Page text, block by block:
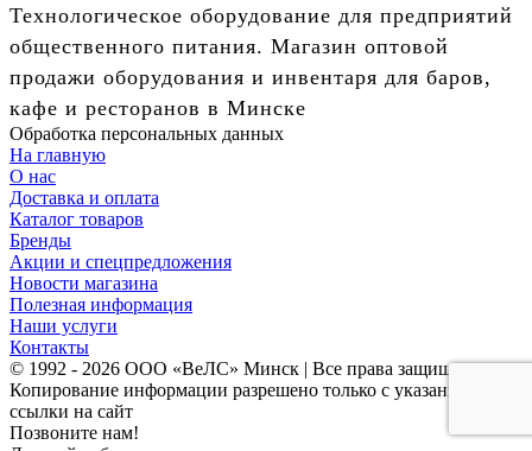
Технологическое оборудование для предприятий
общественного питания. Магазин оптовой
продажи оборудования и инвентаря для баров,
кафе и ресторанов в Минске
Обработка персональных данных
На главную
О нас
Доставка и оплата
Каталог товаров
Бренды
Акции и спецпредложения
Новости магазина
Полезная информация
Наши услуги
Контакты
© 1992 - 2026 ООО «ВеЛС» Минск | Все права защищены
Копирование информации разрешено только с указанием
ссылки на сайт
Позвоните нам!